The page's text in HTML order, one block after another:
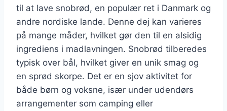
til at lave snobrød, en populær ret i Danmark og
andre nordiske lande. Denne dej kan varieres
på mange måder, hvilket gør den til en alsidig
ingrediens i madlavningen. Snobrød tilberedes
typisk over bål, hvilket giver en unik smag og
en sprød skorpe. Det er en sjov aktivitet for
både børn og voksne, især under udendørs
arrangementer som camping eller